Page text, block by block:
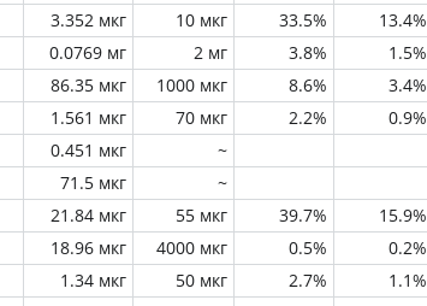
3.352 мкг 10 мкг 33.5% 13.4%
0.0769 мг 2 мг 3.8% 1.5%
86.35 мкг 1000 мкг 8.6% 3.4%
1.561 мкг 70 мкг 2.2% 0.9%
0.451 мкг
~
71.5 мкг
~
21.84 мкг 55 мкг 39.7% 15.9%
18.96 мкг 4000 мкг 0.5% 0.2%
1.34 мкг 50 мкг 2.7% 1.1%